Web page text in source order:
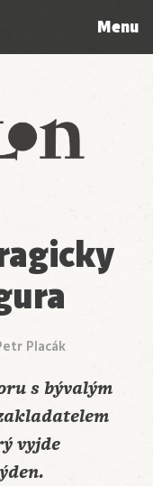
Menu
Placák
s bývalým
vyjde